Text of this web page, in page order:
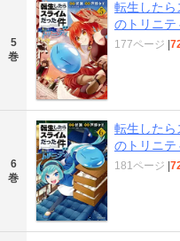
5
巻
転生したら
のトリニテ
177ページ |
6
巻
転生したら
のトリニテ
181ページ |